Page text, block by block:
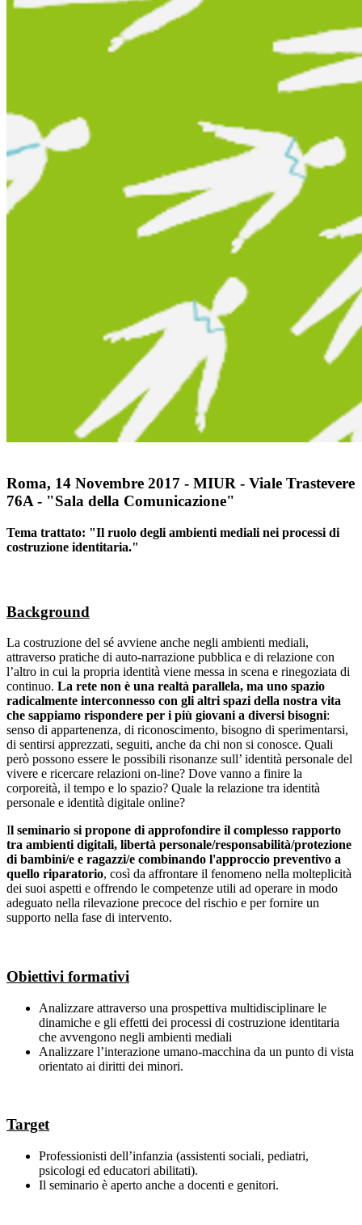
Roma, 14 Novembre 2017 - MIUR - Viale Trastevere
76A - "Sala della Comunicazione"
Tema trattato: "Il ruolo degli ambienti mediali nei processi di
costruzione identitaria."
Background
La costruzione del sé avviene anche negli ambienti mediali,
attraverso pratiche di auto-narrazione pubblica e di relazione con
l’altro in cui la propria identità viene messa in scena e rinegoziata di
continuo. La rete non è una realtà parallela, ma uno spazio
radicalmente interconnesso con gli altri spazi della nostra vita
che sappiamo rispondere per i più giovani a diversi bisogni:
senso di appartenenza, di riconoscimento, bisogno di sperimentarsi,
di sentirsi apprezzati, seguiti, anche da chi non si conosce. Quali
però possono essere le possibili risonanze sull’ identità personale del
vivere e ricercare relazioni on-line? Dove vanno a finire la
corporeità, il tempo e lo spazio? Quale la relazione tra identità
personale e identità digitale online?
Il seminario si propone di approfondire il complesso rapporto
tra ambienti digitali, libertà personale/responsabilità/protezione
di bambini/e e ragazzi/e combinando l'approccio preventivo a
quello riparatorio, così da affrontare il fenomeno nella molteplicità
dei suoi aspetti e offrendo le competenze utili ad operare in modo
adeguato nella rilevazione precoce del rischio e per fornire un
supporto nella fase di intervento.
Obiettivi formativi
Analizzare attraverso una prospettiva multidisciplinare le
dinamiche e gli effetti dei processi di costruzione identitaria
che avvengono negli ambienti mediali
Analizzare l’interazione umano-macchina da un punto di vista
orientato ai diritti dei minori.
Target
Professionisti dell’infanzia (assistenti sociali, pediatri,
psicologi ed educatori abilitati).
Il seminario è aperto anche a docenti e genitori.